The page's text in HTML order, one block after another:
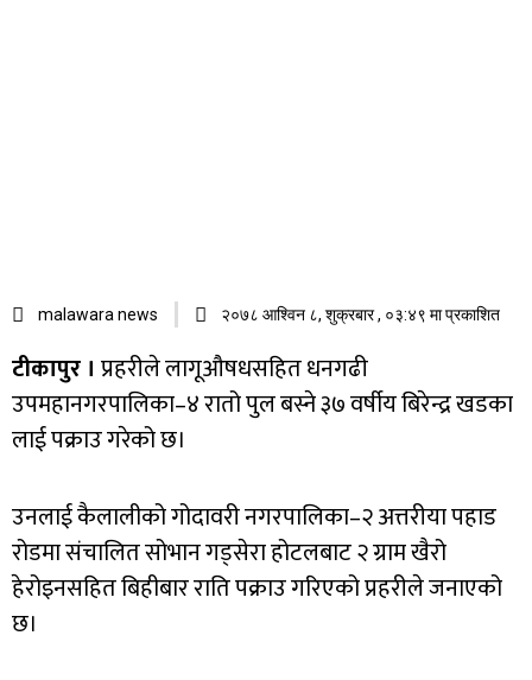
malawara news २०७८ आश्विन ८, शुक्रबार , ०३:४९ मा प्रकाशित
टीकापुर । प्रहरीले लागूऔषधसहित धनगढी
उपमहानगरपालिका–४ रातो पुल बस्ने ३७ वर्षीय बिरेन्द्र खडका
लाई पक्राउ गरेको छ।
उनलाई कैलालीको गोदावरी नगरपालिका–२ अत्तरीया पहाड
रोडमा संचालित सोभान गड्सेरा होटलबाट २ ग्राम खैरो
हेरोइनसहित बिहीबार राति पक्राउ गरिएको प्रहरीले जनाएको
छ।